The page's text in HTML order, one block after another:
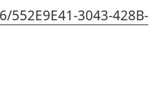
3043-428B-